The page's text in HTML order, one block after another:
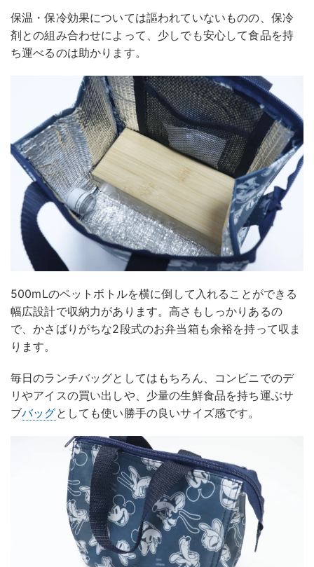
保温・保冷効果については謳われていないものの、保冷
剤との組み合わせによって、少しでも安心して食品を持
ち運べるのは助かります。
500mLのペットボトルを横に倒して入れることができる
幅広設計で収納力があります。高さもしっかりあるの
で、かさばりがちな2段式のお弁当箱も余裕を持って収ま
ります。
毎日のランチバッグとしてはもちろん、コンビニでのデ
リやアイスの買い出しや、少量の生鮮食品を持ち運ぶサ
ブバッグとしても使い勝手の良いサイズ感です。